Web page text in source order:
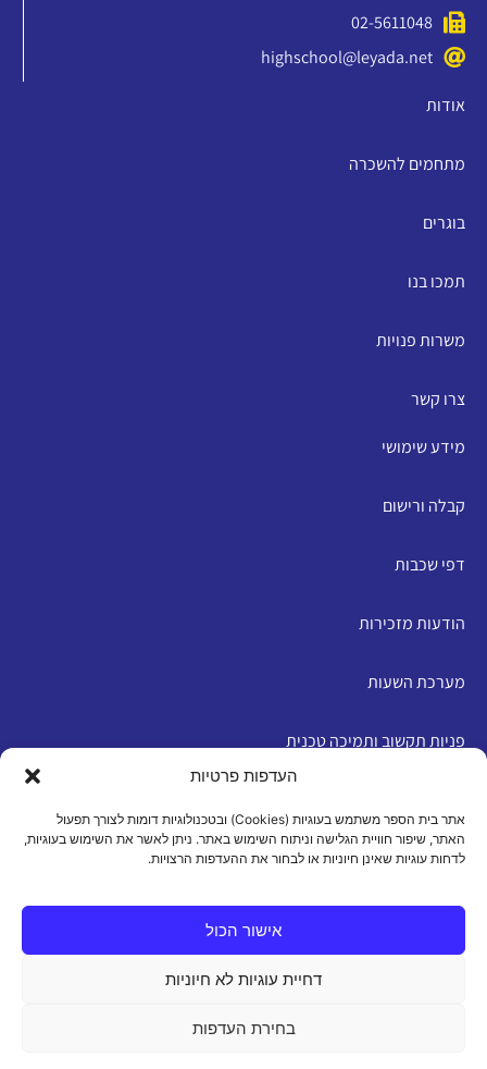
העדפות פרטיות
אתר בית הספר משתמש בעוגיות (Cookies) ובטכנולוגיות דומות לצורך תפעול
האתר, שיפור חוויית הגלישה וניתוח השימוש באתר. ניתן לאשר את השימוש בעוגיות,
לדחות עוגיות שאינן חיוניות או לבחור את ההעדפות הרצויות.
אישור הכול
דחיית עוגיות לא חיוניות
בחירת העדפות
02-5611048
highschool@leyada.net
אודות
מתחמים להשכרה
בוגרים
תמכו בנו
משרות פנויות
צרו קשר
מידע שימושי
קבלה ורישום
דפי שכבות
הודעות מזכירות
מערכת השעות
פניות תקשוב ותמיכה טכנית
מדיניות פרטיות|תנאי שימוש|הצהרת נגישות|מדיניות
עוגיות